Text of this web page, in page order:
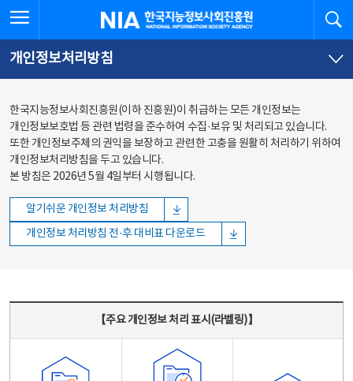
바로가기
바로가기
한국지능정보사회진흥원
개인정보처리방침
한국지능정보사회진흥원(이하 진흥원)이 취급하는 모든 개인정보는
개인정보보호법 등 관련 법령을 준수하여 수집·보유 및 처리되고 있습니다.
또한 개인정보주체의 권익을 보장하고 관련한 고충을 원활히 처리하기 위하여
개인정보처리방침을 두고 있습니다.
본 방침은 2026년 5월 4일부터 시행됩니다.
알기쉬운 개인정보 처리방침
개인정보 처리방침 전·후 대비표 다운로드
【주요 개인정보 처리 표시(라벨링)】